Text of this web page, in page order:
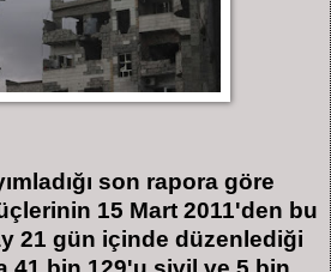
son rapora göre
15 Mart 2011'den bu
21 gün içinde düzenlediği